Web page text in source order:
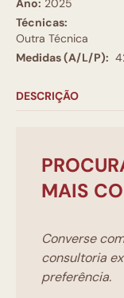
Ano: 2025
Técnicas:
Outra Técnica
Medidas (A/L/P):
DESCRIÇÃO
MAIS
Converse
consultoria
preferência.